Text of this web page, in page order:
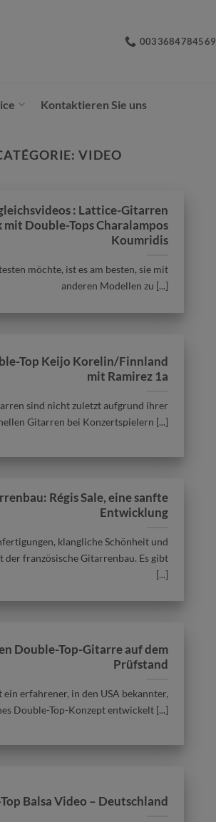
0033684784569
Kontaktieren Sie uns
VIDEO
: Lattice-Gitarren
Double-Tops Charalampos
Koumridis
möchte, ist es am besten, sie mit
anderen Modellen zu [...]
Top Keijo Korelin/Finnland
mit Ramirez 1a
sind nicht zuletzt aufgrund ihrer
Gitarren bei Konzertspielern [...]
Régis Sale, eine sanfte
Entwicklung
klangliche Schönheit und
französische Gitarrenbau. Es gibt
[...]
Double-Top-Gitarre auf dem
Prüfstand
ein erfahrener, in den USA bekannter,
Double-Top-Konzept entwickelt [...]
Balsa Video – Deutschland
Verkauft